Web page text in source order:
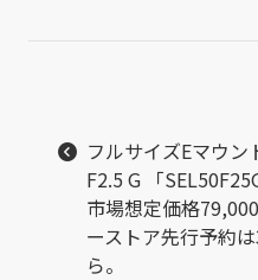
フルサイズEマウ
F2.5 G 「
市場想定価格
ーストア先行予約
ら。